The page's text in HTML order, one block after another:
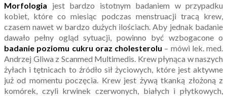
Morfologia jest bardzo istotnym badaniem w przypadku
kobiet, które co miesiąc podczas menstruacji tracą krew,
czasem nawet w bardzo dużych ilościach. Aby jednak badanie
dawało pełny ogląd sytuacji, powinno być wzbogacone o
badanie poziomu cukru oraz cholesterolu – mówi lek. med.
Andrzej Gliwa z Scanmed Multimedis. Krew płynąca w naszych
żyłach i tętnicach to źródło sił życiowych, które jest aktywne
już od momentu poczęcia. Krew jest żywą tkanką złożoną z
komórek, czyli krwinek czerwonych, białych i płytkowych,